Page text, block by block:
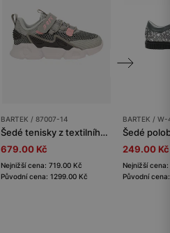
BARTEK / 87007-14
Šedé tenisky z textilního materiálu pro dívky BARTEK 87007-14
679.00 Kč
Nejnižší cena: 719.00 Kč
Původní cena: 1299.00 Kč
BARTEK / W-
249.00 Kč
Nejnižší
Původní